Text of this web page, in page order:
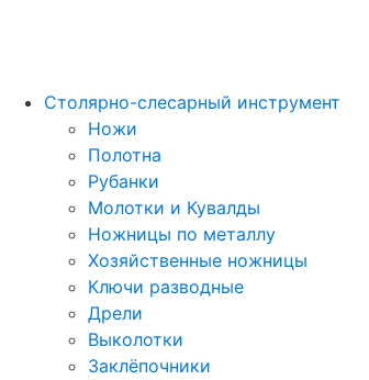
Столярно-слесарный инструмент
Ножи
Полотна
Рубанки
Молотки и Кувалды
Ножницы по металлу
Хозяйственные ножницы
Ключи разводные
Дрели
Выколотки
Заклёпочники